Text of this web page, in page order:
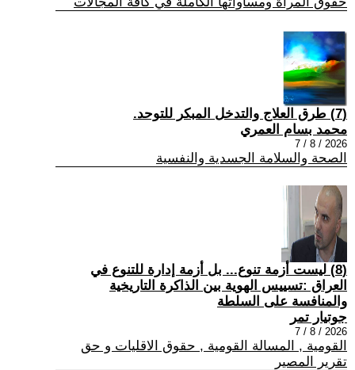
(7) طرق العلاج والتدخل المبكر للتوحد.
محمد بسام العمري
2026 / 8 / 7
الصحة والسلامة الجسدية والنفسية
(8) ليست أزمة تنوع... بل أزمة إدارة للتنوع في
العراق :تسييس الهوية بين الذاكرة التاريخية
والمنافسة على السلطة
جوتيار تمر
2026 / 8 / 7
القومية , المسالة القومية , حقوق الاقليات و حق
تقرير المصير